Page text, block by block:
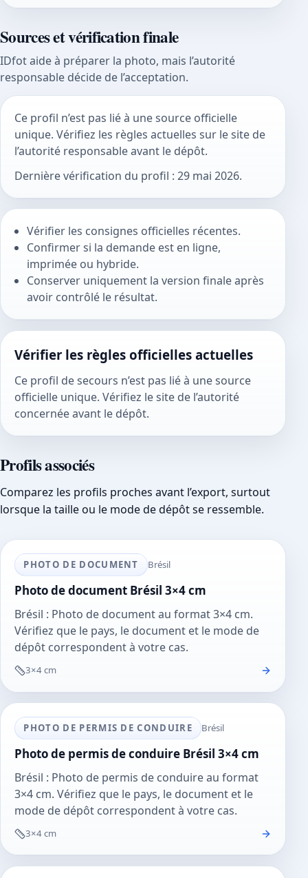
Sources et vérification finale
IDfot aide à préparer la photo, mais l’autorité
responsable décide de l’acceptation.
Ce profil n’est pas lié à une source officielle
unique. Vérifiez les règles actuelles sur le site de
l’autorité responsable avant le dépôt.
Dernière vérification du profil : 29 mai 2026.
Vérifier les consignes officielles récentes.
Confirmer si la demande est en ligne,
imprimée ou hybride.
Conserver uniquement la version finale après
avoir contrôlé le résultat.
Vérifier les règles officielles actuelles
Ce profil de secours n’est pas lié à une source
officielle unique. Vérifiez le site de l’autorité
concernée avant le dépôt.
Profils associés
Comparez les profils proches avant l’export, surtout
lorsque la taille ou le mode de dépôt se ressemble.
PHOTO DE DOCUMENT Brésil
Photo de document Brésil 3×4 cm
Brésil : Photo de document au format 3×4 cm.
Vérifiez que le pays, le document et le mode de
dépôt correspondent à votre cas.
3×4 cm
PHOTO DE PERMIS DE CONDUIRE Brésil
Photo de permis de conduire Brésil 3×4 cm
Brésil : Photo de permis de conduire au format
3×4 cm. Vérifiez que le pays, le document et le
mode de dépôt correspondent à votre cas.
3×4 cm